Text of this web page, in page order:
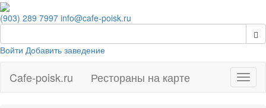
(903) 289 7997 info@cafe-poisk.ru
Войти Добавить заведение
Cafe-poisk.ru Рестораны на карте